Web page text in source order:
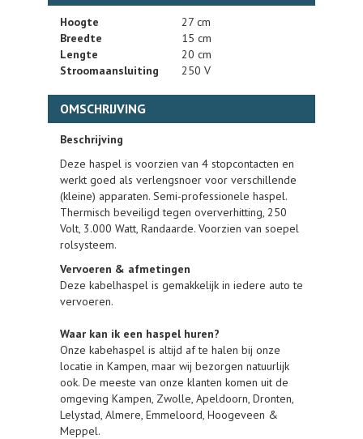
Hoogte
27 cm
Breedte
15 cm
Lengte
20 cm
Stroomaansluiting
250 V
OMSCHRIJVING
Beschrijving
Deze haspel is voorzien van 4 stopcontacten en
werkt goed als verlengsnoer voor verschillende
(kleine) apparaten. Semi-professionele haspel.
Thermisch beveiligd tegen oververhitting, 250
Volt, 3.000 Watt, Randaarde. Voorzien van soepel
rolsysteem.
Vervoeren & afmetingen
Deze kabelhaspel is gemakkelijk in iedere auto te
vervoeren.
Waar kan ik een haspel huren?
Onze kabehaspel is altijd af te halen bij onze
locatie in Kampen, maar wij bezorgen natuurlijk
ook. De meeste van onze klanten komen uit de
omgeving Kampen, Zwolle, Apeldoorn, Dronten,
Lelystad, Almere, Emmeloord, Hoogeveen &
Meppel.